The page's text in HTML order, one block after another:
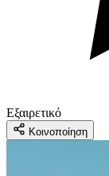
Εξαιρετικό
Κοινοποίηση